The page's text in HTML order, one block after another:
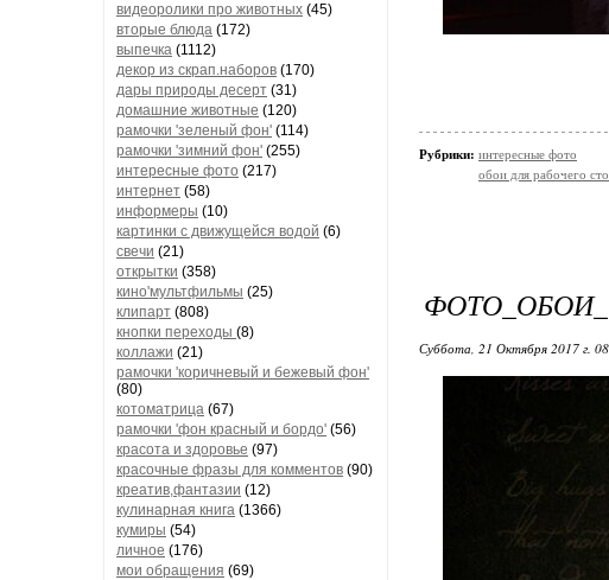
видеоролики про животных (45)
вторые блюда (172)
выпечка (1112)
декор из скрап.наборов (170)
дары природы десерт (31)
домашние животные (120)
рамочки 'зеленый фон' (114)
рамочки 'зимний фон' (255)
интересные фото (217)
интернет (58)
информеры (10)
картинки с движущейся водой (6)
свечи (21)
открытки (358)
кино'мультфильмы (25)
клипарт (808)
кнопки переходы (8)
коллажи (21)
рамочки 'коричневый и бежевый фон'
(80)
котоматрица (67)
рамочки 'фон красный и бордо' (56)
красота и здоровье (97)
красочные фразы для комментов (90)
креатив,фантазии (12)
кулинарная книга (1366)
кумиры (54)
личное (176)
мои обращения (69)
Рубрики: интересные фото
обои для рабочего
Суббота, 21 Октября 2017 г.